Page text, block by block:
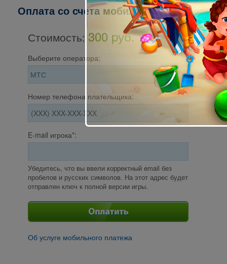
Оплата со счета мобильного телефона:
Стоимость: 300 pуб.
Выберите оператора:
Номер телефона плательщика:
E-mail игрока*:
Убедитесь, что вы ввели корректный email без
пробелов и русских символов. На этот адрес будет
отправлен ключ к полной версии игры.
Об услуге мобильного платежа